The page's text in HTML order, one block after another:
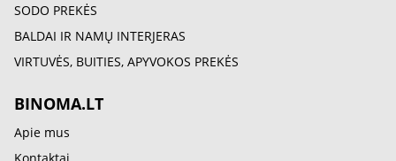
SODO PREKĖS
BALDAI IR NAMŲ INTERJERAS
VIRTUVĖS, BUITIES, APYVOKOS PREKĖS
BINOMA.LT
Apie mus